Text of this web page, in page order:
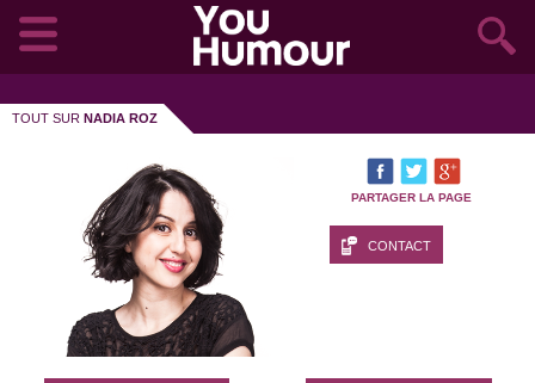
TOUT SUR NADIA ROZ
PARTAGER LA PAGE
CONTACT